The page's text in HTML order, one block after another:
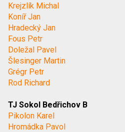
Krejzlík Michal
Koníř Jan
Hradecký Jan
Fous Petr
Doležal Pavel
Šlesinger Martin
Grégr Petr
Rod Richard
TJ Sokol Bedřichov B
Pikolon Karel
Hromádka Pavol